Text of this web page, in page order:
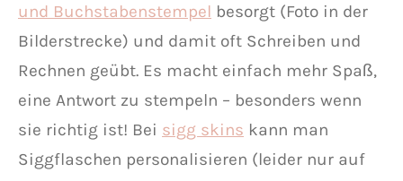
und Buchstabenstempel besorgt (Foto in der
Bilderstrecke) und damit oft Schreiben und
Rechnen geübt. Es macht einfach mehr Spaß,
eine Antwort zu stempeln – besonders wenn
sie richtig ist! Bei sigg skins kann man
Siggflaschen personalisieren (leider nur auf